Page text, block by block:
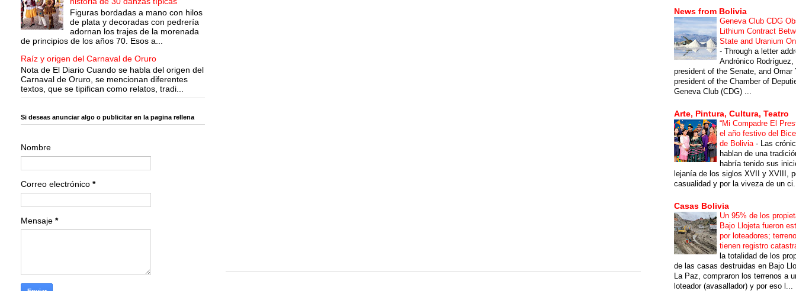
Figuras bordadas a mano con hilos
de plata y decoradas con pedrería
adornan los trajes de la morenada
de principios de los años 70. Esos a...
Raíz y origen del Carnaval de Oruro
Nota de El Diario Cuando se habla del origen del
Carnaval de Oruro, se mencionan diferentes
textos, que se tipifican como relatos, tradi...
Si deseas anunciar algo o publicitar en la pagina rellena
Nombre
Correo electrónico *
Mensaje *
News from Bolivia
Geneva Club CDG
Lithium Contract
State and Uranium
- Through a letter
Andrónico Rodríguez,
president of the Senate, and Omar
president of the Chamber of
Geneva Club (CDG) ...
Arte, Pintura, Cultura, Teatro
“Mi Compadre El
el año festivo del
de Bolivia - Las
hablan de una
habría tenido sus
lejanía de los siglos XVII y XVIII,
casualidad y por la viveza de un
Casas Bolivia
Un 95% de los
Bajo Llojeta fueron
por loteadores;
tienen registro
la totalidad de los
de las casas destruidas en Bajo
La Paz, compraron los terrenos a
loteador (avasallador) y por eso l...